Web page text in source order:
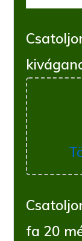
fa 20